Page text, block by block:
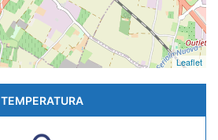
Leaflet
TEMPERATURA